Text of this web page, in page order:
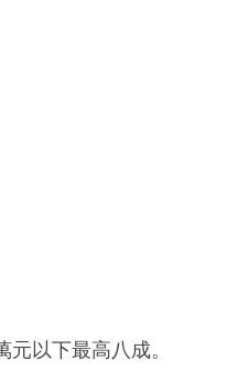
以下最高八成。